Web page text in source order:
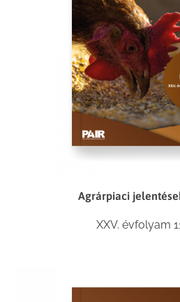
Agrárpiaci
XXV. évfolyam